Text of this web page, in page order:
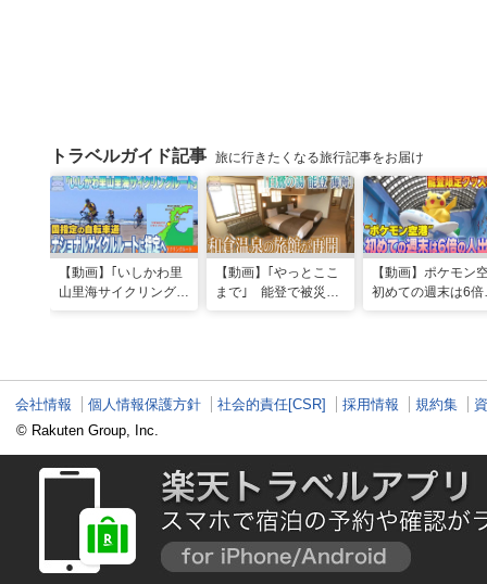
トラベルガイド記事 旅に行きたくなる旅行記事をお届け
【動画】｢いしかわ里
山里海サイクリングル
【動画】｢やっとここ
まで｣ 能登で被災の
【動画】ポケモン
初めての週末は6倍
会社情報 個人情報保護方針 社会的責任[CSR] 採用情報 規約集
© Rakuten Group, Inc.